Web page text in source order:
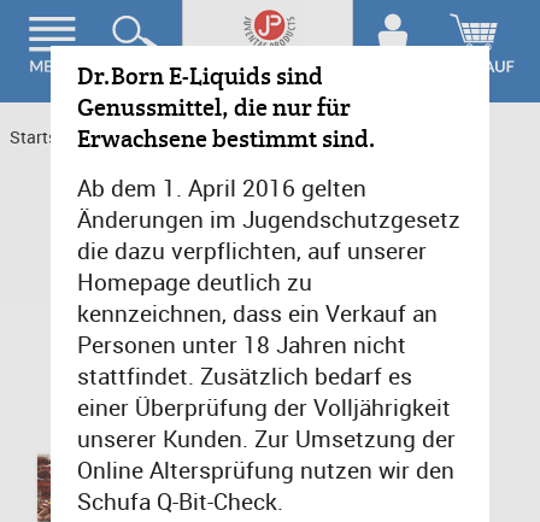
Startseite>Cafe & Bar>Amaretto 10ml 6mg/ml (PG Frei)
Dr.Born E-Liquids sind
Genussmittel, die nur für
Erwachsene bestimmt sind.
Ab dem 1. April 2016 gelten
Änderungen im Jugendschutzgesetz
die dazu verpflichten, auf unserer
Homepage deutlich zu
kennzeichnen, dass ein Verkauf an
Personen unter 18 Jahren nicht
stattfindet. Zusätzlich bedarf es
einer Überprüfung der Volljährigkeit
unserer Kunden. Zur Umsetzung der
Online Altersprüfung nutzen wir den
Schufa Q-Bit-Check.